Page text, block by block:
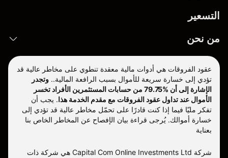
التسعير
من نحن
عقود الفروقات هي أدوات مالية معقدة تنطوي على مخاطر عالية قد
تؤدي إلى خسارة سريعة للأموال بسبب الرافعة المالية.. وتجدر
الإشارة إلى أن %79.75 من حسابات المستثمرين الأفراد تخسر
الأموال عند تداول عقود الفروقات مع مقدم الخدمة هذا. يجب أن
تفكر مليّا فيما إذا كنت قادرًا على تحمّل مخاطر عالية قد تؤدي إلى
خسارة أموالك. يُرجى قراءة بيان الإفصاح عن المخاطر الخاص بنا
بعناية
شركة Capital Com Online Investments Ltd هي شركة ذات